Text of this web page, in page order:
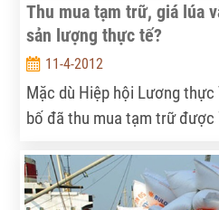
Thu mua tạm trữ, giá lúa
sản lượng thực tế?
11-4-2012
Mặc dù Hiệp hội Lương
bố đã thu mua tạm trữ được
vẫn giảm, nhiều nơi nông
được lúa.